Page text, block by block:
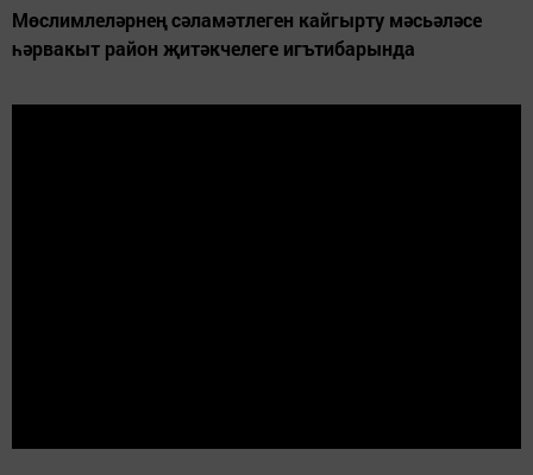
Мөслимлеләрнең сәламәтлеген кайгырту мәсьәләсе
һәрвакыт район җитәкчелеге игътибарында